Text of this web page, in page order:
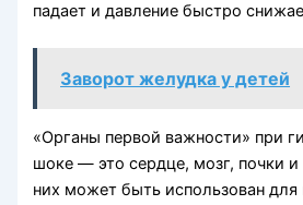
падает и давление быстро
Заворот желудка у детей
«Органы первой важности» при
шоке — это сердце, мозг, почки
них может быть использован для